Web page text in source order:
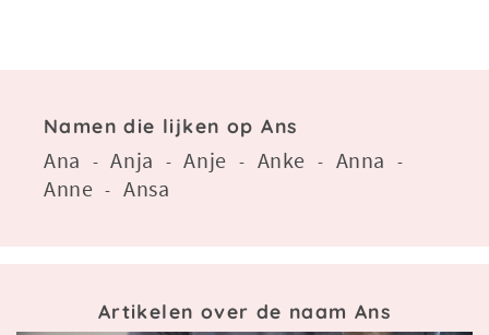
Namen die lijken op Ans
Ana -Anja -Anje - Anke - Anna -
Anne -Ansa
Artikelen over de naam Ans